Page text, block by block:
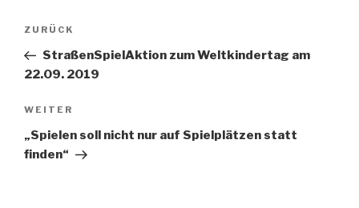
Beitragsnavigation
Vorheriger
Beitrag
ZURÜCK
StraßenSpielAktion zum Weltkindertag am
22.09. 2019
Nächster
Beitrag
WEITER
„Spielen soll nicht nur auf Spielplätzen statt
finden“